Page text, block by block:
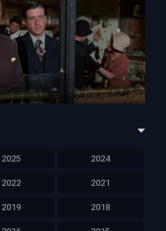
2025 2024
2022 2021
2019 2018